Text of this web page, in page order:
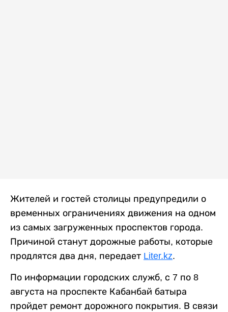
Жителей и гостей столицы предупредили о
временных ограничениях движения на одном
из самых загруженных проспектов города.
Причиной станут дорожные работы, которые
продлятся два дня, передает Liter.kz.
По информации городских служб, с 7 по 8
августа на проспекте Кабанбай батыра
пройдет ремонт дорожного покрытия. В связи